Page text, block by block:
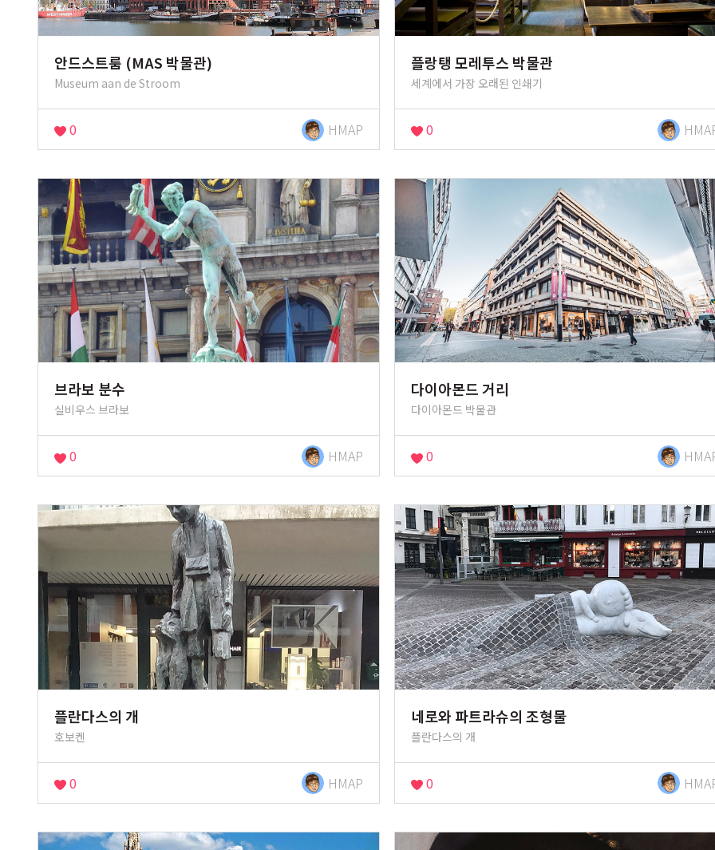
안드스트룸 (MAS 박물관)
Museum aan de Stroom
0 HMAP
플랑탱 모레투스 박물관
세계에서 가장 오래된 인쇄기
0
브라보 분수
실비우스 브라보
0 HMAP
다이아몬드 거리
다이아몬드 박물관
0
플란다스의 개
호보켄
0 HMAP
네로와 파트라슈의 조형물
플란다스의 개
0